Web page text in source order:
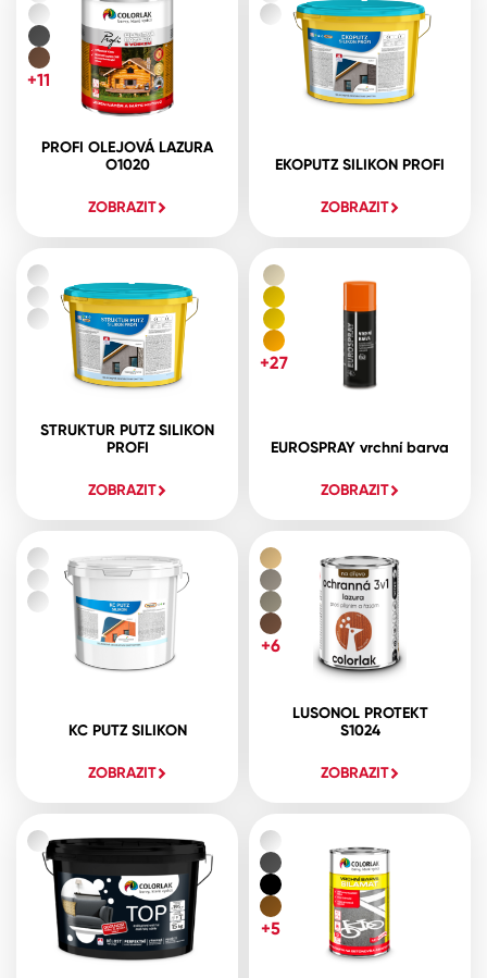
PROFI OLEJOVÁ LAZURA
O1020
ZOBRAZIT
+11
EKOPUTZ SILIKON PROFI
ZOBRAZIT
STRUKTUR PUTZ SILIKON
PROFI
ZOBRAZIT
EUROSPRAY vrchní barva
ZOBRAZIT
+27
KC PUTZ SILIKON
ZOBRAZIT
LUSONOL PROTEKT
S1024
ZOBRAZIT
+6
+5